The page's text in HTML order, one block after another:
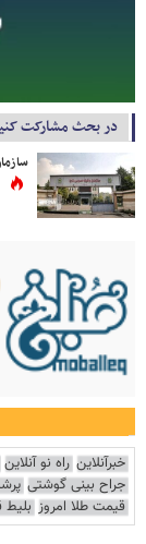
در بحث مشارکت
خبرآنلاین راه نو آنلاین
جراح بینی گوشتی
قیمت طلا امروز بلیط